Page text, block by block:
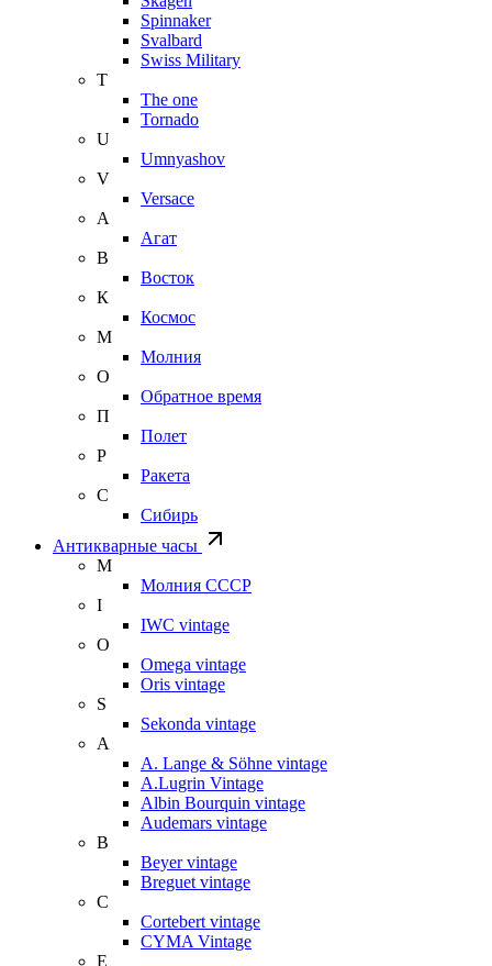
Spinnaker
Svalbard
Swiss Military
T
The one
Tornado
U
Umnyashov
V
Versace
А
Агат
В
Восток
К
Космос
М
Молния
О
Обратное время
П
Полет
Р
Ракета
С
Сибирь
Антикварные часы
М
Молния СССР
I
IWC vintage
O
Omega vintage
Oris vintage
S
Sekonda vintage
A
A. Lange & Söhne vintage
A.Lugrin Vintage
Albin Bourquin vintage
Audemars vintage
B
Beyer vintage
Breguet vintage
C
Cortebert vintage
CYMA Vintage
E